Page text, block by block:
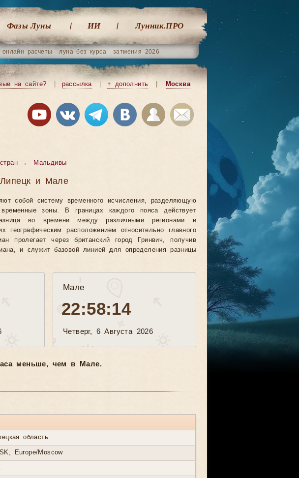
Фазы Луны ИИ Лунник.ПРО
онлайн расчеты луна без курса затмения 2026
на сайте? рассылка + дополнить Москва
← Мальдивы
и Мале
собой систему временного исчисления, разделяющую
зоны. В границах каждого пояса действует
во времени между различными регионами и
географическим расположением относительно главного
пролегает через британский город Гринвич, получив
и служит базовой линией для определения разницы
Мале
22:58:16
Четверг, 6 Августа 2026
меньше, чем в Мале.
область
Europe/Moscow